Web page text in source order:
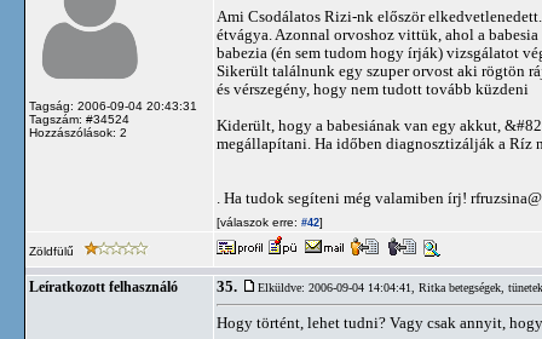
Tagság: 2006-09-04 20:43:31
Tagszám: #34524
Hozzászólások: 2
Ami Csodálatos Rizi-nk először
étvágya. Azonnal orvoshoz vittük, ahol a
babezia (én sem tudom hogy írják) vizsgálatot
Sikerült találnunk egy szuper orvost aki rögtön
és vérszegény, hogy nem tudott tovább küzdeni
Kiderült, hogy a babesiának van egy akkut,
megállapítani. Ha időben diagnosztizálják a Ríz
. Ha tudok segíteni még valamiben írj!
[válaszok erre: #42]
Zöldfülű
Leíratkozott felhasználó 35. Elküldve: 2006-09-04 14:04:41, Ritka betegségek, tünetek
Hogy történt, lehet tudni? Vagy csak annyit,